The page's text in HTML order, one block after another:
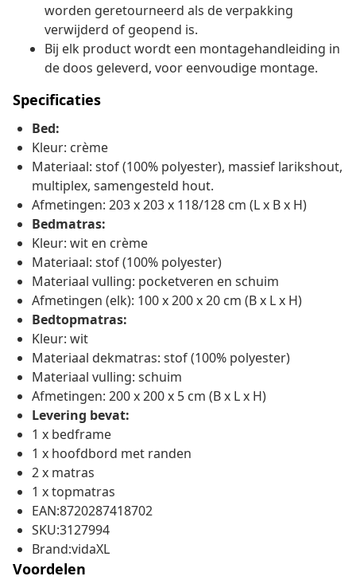
worden geretourneerd als de verpakking
verwijderd of geopend is.
Bij elk product wordt een montagehandleiding in
de doos geleverd, voor eenvoudige montage.
Specificaties
Bed:
Kleur: crème
Materiaal: stof (100% polyester), massief larikshout,
multiplex, samengesteld hout.
Afmetingen: 203 x 203 x 118/128 cm (L x B x H)
Bedmatras:
Kleur: wit en crème
Materiaal: stof (100% polyester)
Materiaal vulling: pocketveren en schuim
Afmetingen (elk): 100 x 200 x 20 cm (B x L x H)
Bedtopmatras:
Kleur: wit
Materiaal dekmatras: stof (100% polyester)
Materiaal vulling: schuim
Afmetingen: 200 x 200 x 5 cm (B x L x H)
Levering bevat:
1 x bedframe
1 x hoofdbord met randen
2 x matras
1 x topmatras
EAN:8720287418702
SKU:3127994
Brand:vidaXL
Voordelen